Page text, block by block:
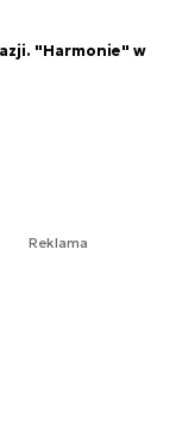
"Harmonie" w
Reklama